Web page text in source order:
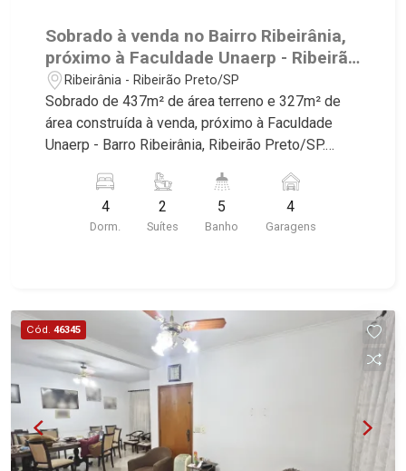
Sobrado à venda no Bairro Ribeirânia,
próximo à Faculdade Unaerp - Ribeirão
Preto/SP.
Ribeirânia - Ribeirão Preto/SP
Sobrado de 437m² de área terreno e 327m² de
área construída à venda, próximo à Faculdade
Unaerp - Barro Ribeirânia, Ribeirão Preto/SP.
Martinelli Imobiliária selecionou para você: -
437m² de área terreno e 327m² de área
construída - 4 dormitórios com armários, sendo 2
empregada - Varanda - Quintal - Corredor lateral -
Jardim - Aquecedor solar - 4 vagas Martinelli
Imobiliária, referência no mercado imobiliário
desde 2000! Avenida João Fiúsa, 1051 - Alto da
Boa Vista | Ribeirão Preto.
4
Dorm.
2
Suítes
5
Banho
4
Garagens
Cód. 46345